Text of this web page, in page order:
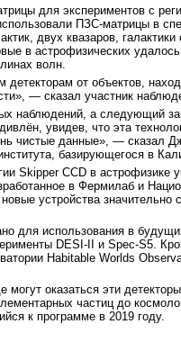
для экспериментов с
ПЗС-матрицы в
двух квазаров,
в астрофизических
волн.
от объектов,
— сказал участник
наблюдений, а следующий
увидев, что эта
чистые данные», — сказал
базирующегося в
Skipper CCD в
в Фермилаб и
устройства
для использования в
DESI-II и Spec-S5.
Habitable Worlds
могут оказаться эти
частиц до
к программе в 2019 году.